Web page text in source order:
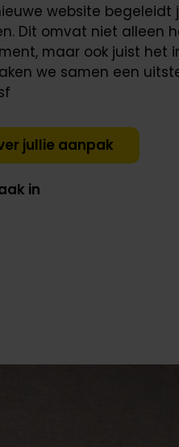
website
Dit omvat niet alleen
maar ook juist het
we samen een
jullie aanpak
in